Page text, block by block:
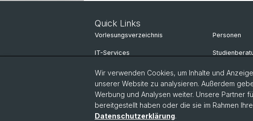
Quick Links
Vorlesungsverzeichnis
IT-Services
Online Services
Personensuche
Personeninfo
Personen
Kontakt &
Wir verwenden Cookies, um Inhalte und
unserer Website zu analysieren. Außerdem
Werbung und Analysen weiter. Unsere Partner
bereitgestellt haben oder die sie im Rahmen
Datenschutzerklärung.